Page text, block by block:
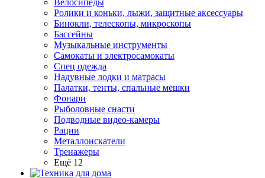
Велосипеды
Ролики и коньки, лыжи, защитные аксессуары
Бинокли, телескопы, микроскопы
Бассейны
Музыкальные инструменты
Самокаты и электросамокаты
Спец одежда
Надувные лодки и матрасы
Палатки, тенты, спальные мешки
Фонари
Рыболовные снасти
Подводные видео-камеры
Рации
Металлоискатели
Тренажеры
Ещё 12